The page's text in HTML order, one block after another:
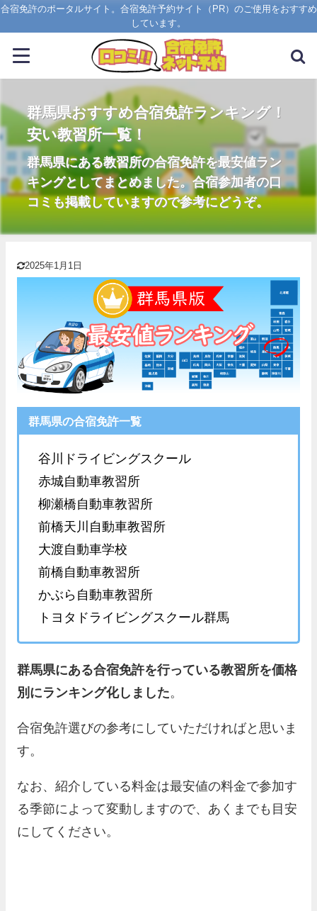
合宿免許のポータルサイト。合宿免許予約サイト（PR）のご使用をおすすめ
しています。
群馬県おすすめ合宿免許ランキング！
安い教習所一覧！
群馬県にある教習所の合宿免許を最安値ラン
キングとしてまとめました。合宿参加者の口
コミも掲載していますので参考にどうぞ。
2025年1月1日
群馬県の合宿免許一覧
谷川ドライビングスクール
赤城自動車教習所
柳瀬橋自動車教習所
前橋天川自動車教習所
大渡自動車学校
前橋自動車教習所
かぶら自動車教習所
トヨタドライビングスクール群馬
群馬県にある合宿免許を行っている教習所を価格
別にランキング化しました。
合宿免許選びの参考にしていただければと思いま
す。
なお、紹介している料金は最安値の料金で参加す
る季節によって変動しますので、あくまでも目安
にしてください。